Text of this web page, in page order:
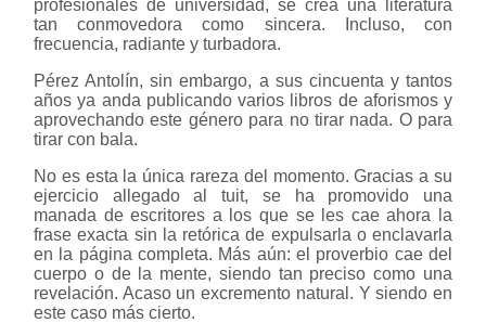
profesionales de universidad, se crea una literatura
tan conmovedora como sincera. Incluso, con
frecuencia, radiante y turbadora.
Pérez Antolín, sin embargo, a sus cincuenta y tantos
años ya anda publicando varios libros de aforismos y
aprovechando este género para no tirar nada. O para
tirar con bala.
No es esta la única rareza del momento. Gracias a su
ejercicio allegado al tuit, se ha promovido una
manada de escritores a los que se les cae ahora la
frase exacta sin la retórica de expulsarla o enclavarla
en la página completa. Más aún: el proverbio cae del
cuerpo o de la mente, siendo tan preciso como una
revelación. Acaso un excremento natural. Y siendo en
este caso más cierto.